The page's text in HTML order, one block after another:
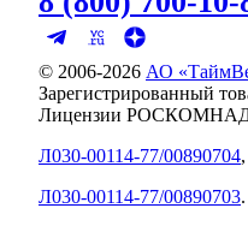
© 2006-2026 АО
Зарегистрированный
Лицензии
Л030-00114-77/00890704,
Л030-00114-77/00890703.